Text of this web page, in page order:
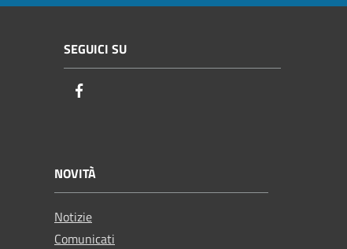
SEGUICI SU
NOVITÀ
Notizie
Comunicati